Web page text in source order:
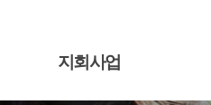
지회사업